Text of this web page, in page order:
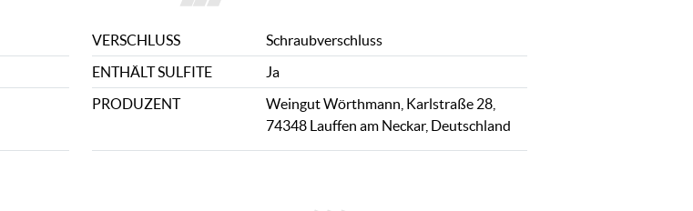
VERSCHLUSS
Schraubverschluss
ENTHÄLT SULFITE
Ja
PRODUZENT
Weingut Wörthmann, Karlstraße 28,
74348 Lauffen am Neckar, Deutschland